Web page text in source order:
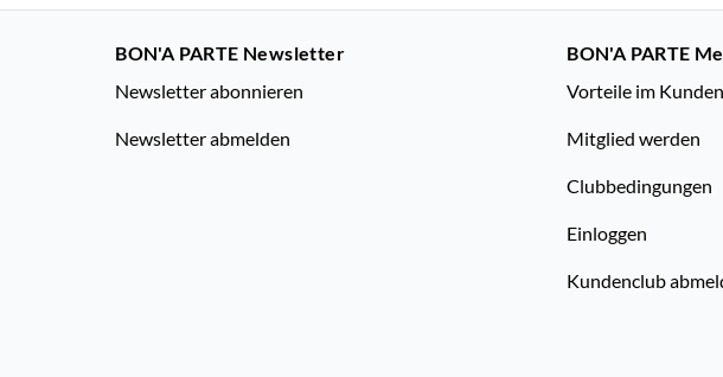
BON'A PARTE Newsletter
Newsletter abonnieren
Newsletter abmelden
BON'A PARTE
Vorteile im
Mitglied werden
Clubbedingungen
Einloggen
Kundenclub